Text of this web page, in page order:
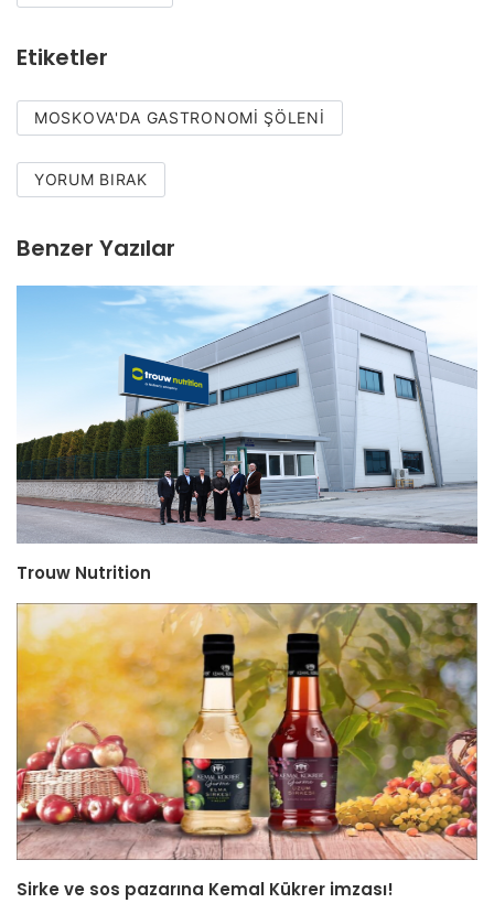
Etiketler
MOSKOVA'DA GASTRONOMI ŞÖLENI
YORUM BIRAK
Benzer Yazılar
Trouw Nutrition
Sirke ve sos pazarına Kemal Kükrer imzası!